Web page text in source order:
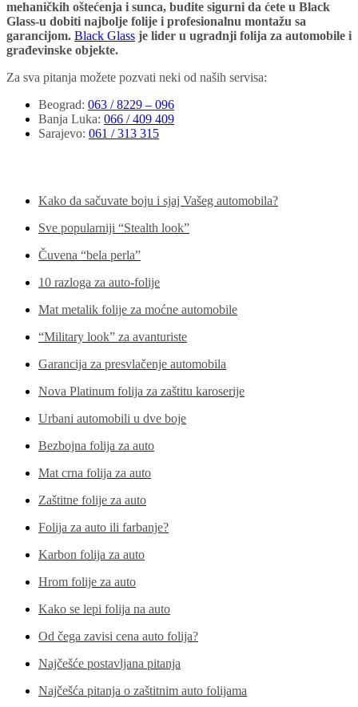
mehaničkih oštećenja i sunca, budite sigurni da ćete u Black
Glass-u dobiti najbolje folije i profesionalnu montažu sa
garancijom. Black Glass je lider u ugradnji folija za automobile i
građevinske objekte.
Za sva pitanja možete pozvati neki od naših servisa:
Beograd: 063 / 8229 – 096
Banja Luka: 066 / 409 409
Sarajevo: 061 / 313 315
Kako da sačuvate boju i sjaj Vašeg automobila?
Sve popularniji “Stealth look”
Čuvena “bela perla”
10 razloga za auto-folije
Mat metalik folije za moćne automobile
“Military look” za avanturiste
Garancija za presvlačenje automobila
Nova Platinum folija za zaštitu karoserije
Urbani automobili u dve boje
Bezbojna folija za auto
Mat crna folija za auto
Zaštitne folije za auto
Folija za auto ili farbanje?
Karbon folija za auto
Hrom folije za auto
Kako se lepi folija na auto
Od čega zavisi cena auto folija?
Najčešće postavljana pitanja
Najčešća pitanja o zaštitnim auto folijama